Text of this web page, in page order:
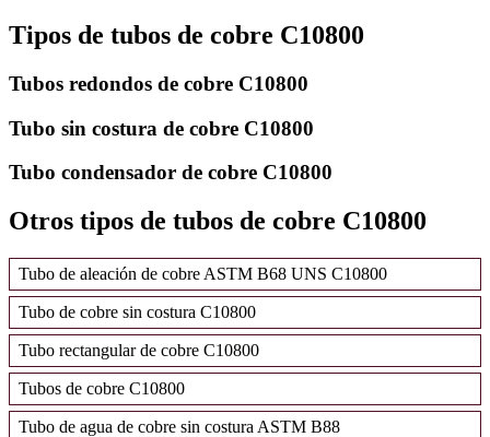
Tipos de tubos de cobre C10800
Tubos redondos de cobre C10800
Tubo sin costura de cobre C10800
Tubo condensador de cobre C10800
Otros tipos de tubos de cobre C10800
Tubo de aleación de cobre ASTM B68 UNS C10800
Tubo de cobre sin costura C10800
Tubo rectangular de cobre C10800
Tubos de cobre C10800
Tubo de agua de cobre sin costura ASTM B88